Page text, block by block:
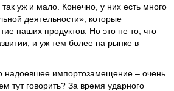
уж и мало. Конечно, у них есть много
деятельности», которые
наших продуктов. Но это не то, что
и уж тем более на рынке в
надоевшее импортозамещение – очень
тут говорить? За время ударного